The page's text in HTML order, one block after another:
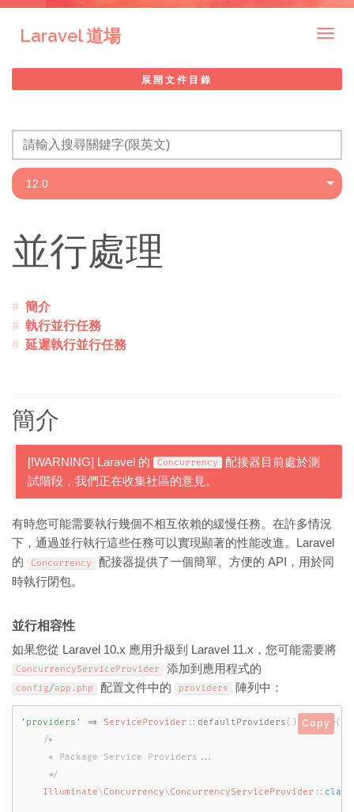
Laravel 道場
展開文件目錄
並行處理
簡介
執行並行任務
延遲執行並行任務
簡介
[!WARNING] Laravel 的 Concurrency
配接器目前處於測
試階段，我們正在收集社區的意見。
有時您可能需要執行幾個不相互依賴的緩慢任務。在許多情況
下，通過並行執行這些任務可以實現顯著的性能改進。Laravel
的
Concurrency
配接器提供了一個簡單、方便的 API，用於同
時執行閉包。
並行相容性
如果您從 Laravel 10.x 應用升級到 Laravel 11.x，您可能需要將
ConcurrencyServiceProvider 添加到應用程式的
config/app . php 配置文件中的 providers 陣列中：
'providers' => ServiceProvider :: defaultProviders( ) > merge(
/*
     * Package Service Providers...
     */
Illuminate\Concurrency\ConcurrencyServiceProvider :: class
Copy